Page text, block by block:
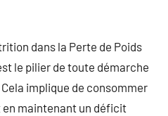
dans la Perte de Poids
le pilier de toute démarche
implique de consommer
maintenant un déficit